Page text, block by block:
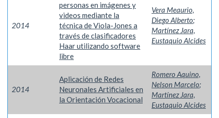
2014
personas en imágenes y
videos mediante la
técnica de Viola-Jones a
través de clasificadores
Haar utilizando software
libre
Vera Meaurio,
Diego Alberto;
Martínez Jara,
Eustaquio Alcides
2014
Aplicación de Redes
Neuronales Artificiales en
la Orientación Vocacional
Romero Aquino,
Nelson Marcelo;
Martínez Jara,
Eustaquio Alcides